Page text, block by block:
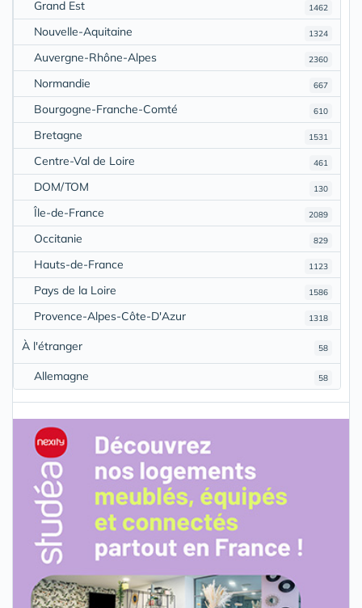
1462
Grand Est
1324
Nouvelle-Aquitaine
2360
Auvergne-Rhône-Alpes
667
Normandie
610
Bourgogne-Franche-Comté
1531
Bretagne
461
Centre-Val de Loire
130
DOM/TOM
2089
Île-de-France
829
Occitanie
1123
Hauts-de-France
1586
Pays de la Loire
1318
Provence-Alpes-Côte-D'Azur
58
À l'étranger
58
Allemagne